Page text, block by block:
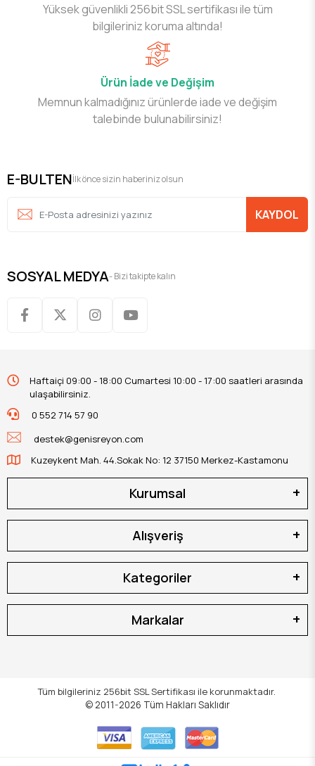
Yüksek güvenlikli 256bit SSL sertifikası ile tüm
bilgileriniz koruma altında!
Ürün İade ve Değişim
Memnun kalmadığınız ürünlerde iade ve değişim
talebinde bulunabilirsiniz!
E-BULTENİlk önce sizin haberiniz olsun
KAYDOL
SOSYAL MEDYA- Bizi takipte kalın
Haftaiçi 09:00 - 18:00 Cumartesi 10:00 - 17:00 saatleri arasında
ulaşabilirsiniz.
0 552 714 57 90
destek@genisreyon.com
Kuzeykent Mah. 44.Sokak No: 12 37150 Merkez-Kastamonu
Kurumsal
Alışveriş
Kategoriler
Markalar
Tüm bilgileriniz 256bit SSL Sertifikası ile korunmaktadır.
© 2011-2026 Tüm Hakları Saklıdır